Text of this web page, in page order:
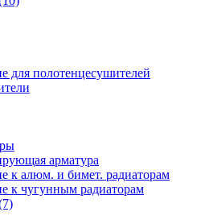
для полотенцесушителей
арматура
к алюм. и бимет. радиаторам
к чугунным радиаторам